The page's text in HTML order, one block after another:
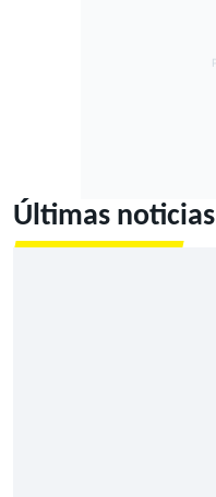
Últimas noticias